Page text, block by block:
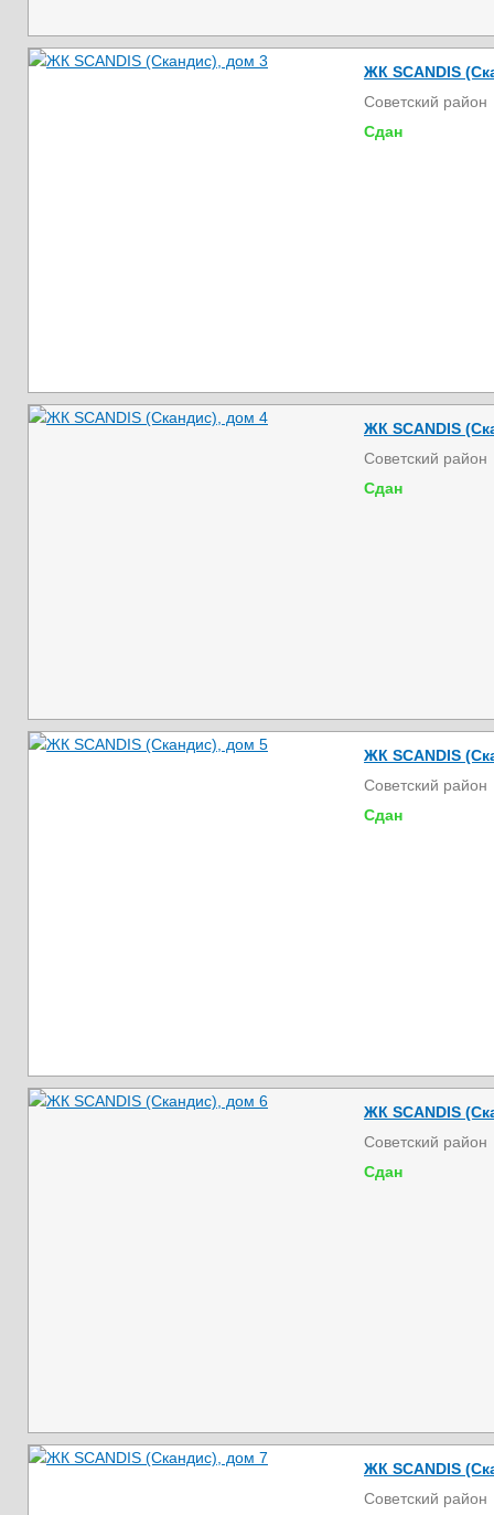
ЖК SCANDIS
Советский район
Сдан
ЖК SCANDIS
Советский район
Сдан
ЖК SCANDIS
Советский район
Сдан
ЖК SCANDIS
Советский район
Сдан
ЖК SCANDIS
Советский район